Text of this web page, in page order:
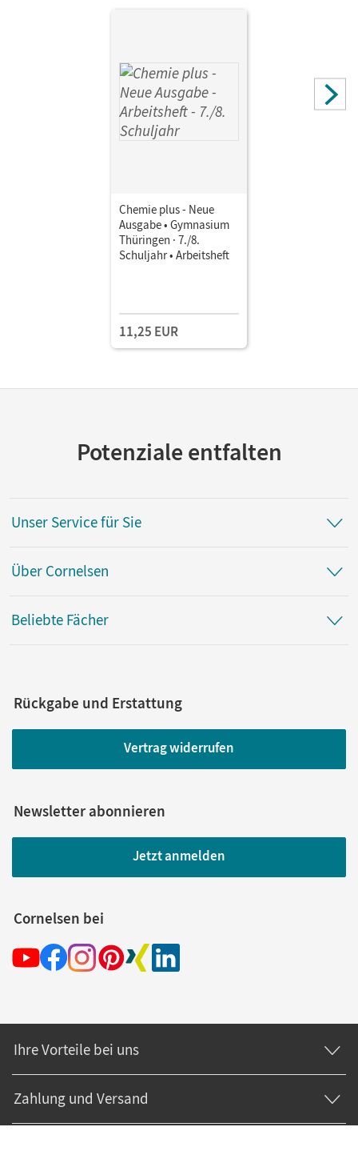
Chemie plus - Neue
Ausgabe • Gymnasium
Thüringen · 7./8.
Schuljahr • Arbeitsheft
11,25 EUR
Potenziale entfalten
Unser Service für Sie
Über Cornelsen
Beliebte Fächer
Rückgabe und Erstattung
Vertrag widerrufen
Newsletter abonnieren
Jetzt anmelden
Cornelsen bei
Ihre Vorteile bei uns
Zahlung und Versand